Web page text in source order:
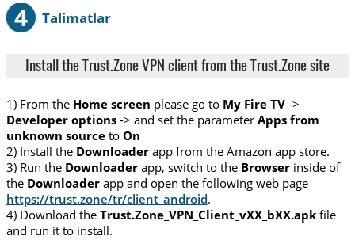
4 Talimatlar
Install the Trust.Zone VPN client from the Trust.Zone site
1) From the Home screen please go to My Fire TV->
Developer options-> and set the parameter Apps from
unknown sourceto On
2) Install the Downloaderapp from the Amazon app store.
3) Run the Downloaderapp, switch to the Browserinside of
the Downloaderapp and open the following web page
https://trust.zone/tr/client_android.
4) Download the Trust.Zone_VPN_Client_vXX_bXX.apkfile
and run it to install.